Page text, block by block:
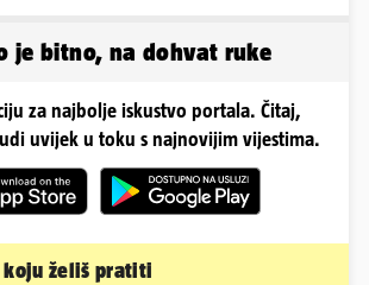
je bitno, na dohvat ruke
za najbolje iskustvo portala. Čitaj,
uvijek u toku s najnovijim vijestima.
koju želiš pratiti